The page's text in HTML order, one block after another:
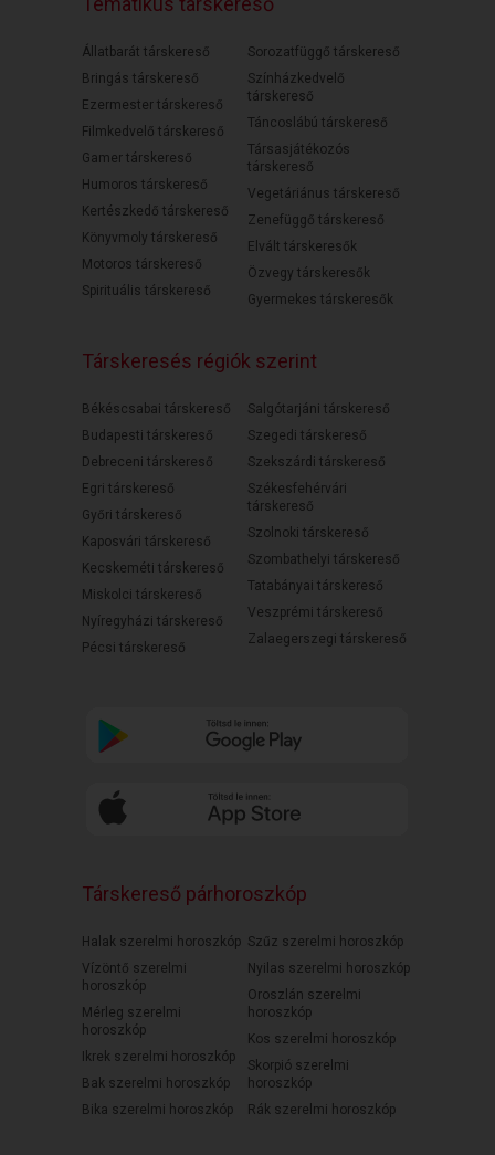
Állatbarát társkereső
Bringás társkereső
Ezermester társkereső
Filmkedvelő társkereső
Gamer társkereső
Humoros társkereső
Kertészkedő társkereső
Könyvmoly társkereső
Motoros társkereső
Spirituális társkereső
Sorozatfüggő társkereső
Színházkedvelő
társkereső
Táncoslábú társkereső
Társasjátékozós
társkereső
Vegetáriánus társkereső
Zenefüggő társkereső
Elvált társkeresők
Özvegy társkeresők
Gyermekes társkeresők
Társkeresés régiók szerint
Békéscsabai társkereső
Budapesti társkereső
Debreceni társkereső
Egri társkereső
Győri társkereső
Kaposvári társkereső
Kecskeméti társkereső
Miskolci társkereső
Nyíregyházi társkereső
Pécsi társkereső
Salgótarjáni társkereső
Szegedi társkereső
Szekszárdi társkereső
Székesfehérvári
társkereső
Szolnoki társkereső
Szombathelyi társkereső
Tatabányai társkereső
Veszprémi társkereső
Zalaegerszegi társkereső
Társkereső párhoroszkóp
Halak szerelmi horoszkóp
Vízöntő szerelmi
horoszkóp
Mérleg szerelmi
horoszkóp
Ikrek szerelmi horoszkóp
Bak szerelmi horoszkóp
Bika szerelmi horoszkóp
Szűz szerelmi horoszkóp
Nyilas szerelmi horoszkóp
Oroszlán szerelmi
horoszkóp
Kos szerelmi horoszkóp
Skorpió szerelmi
horoszkóp
Rák szerelmi horoszkóp